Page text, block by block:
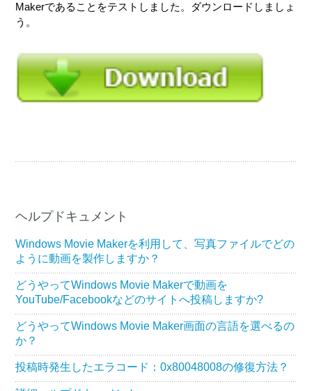
Makerであることをテストしました。ダウンロードしましょ
う。
ヘルプドキュメント
Windows Movie Makerを利用して、写真ファイルでどの
ように動画を製作しますか？
どうやってWindows Movie Makerで動画を
YouTube/Facebookなどのサイトへ投稿しますか?
どうやってWindows Movie Maker画面の言語を選べるの
か？
投稿時発生したエラコード：0x80048008の修復方法？